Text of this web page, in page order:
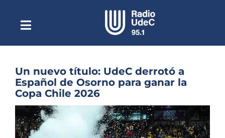
contenidoToggle
NavigationEscuchar Radio UdeC en vivo
Quiénes Somos
Programación
Podcast
Noticias
Un nuevo título: UdeC derrotó a
Español de Osorno para ganar la
Copa Chile 2026
imagen
más